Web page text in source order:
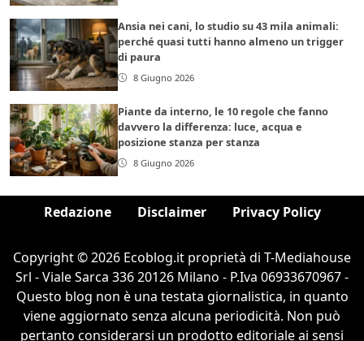
Ansia nei cani, lo studio su 43 mila animali:
perché quasi tutti hanno almeno un trigger
di paura
8 Giugno 2026
Piante da interno, le 10 regole che fanno
davvero la differenza: luce, acqua e
posizione stanza per stanza
8 Giugno 2026
Redazione Disclaimer Privacy Policy
Copyright © 2026 Ecoblog.it proprietà di T-Mediahouse
Srl - Viale Sarca 336 20126 Milano - P.Iva 06933670967 -
Questo blog non è una testata giornalistica, in quanto
viene aggiornato senza alcuna periodicità. Non può
pertanto considerarsi un prodotto editoriale ai sensi